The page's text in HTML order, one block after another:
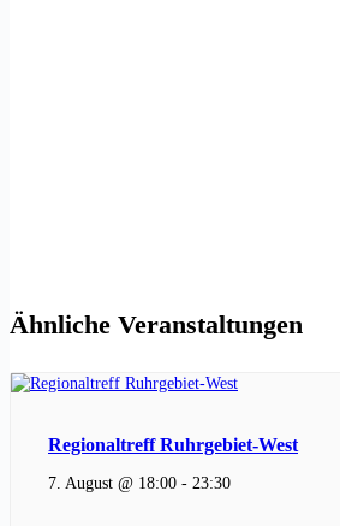
Ähnliche Veranstaltungen
Regionaltreff Ruhrgebiet-West
7. August @ 18:00 - 23:30